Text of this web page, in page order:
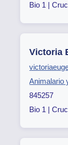
Bio 1 |
Victoria
Animalario
845257
Bio 1 |